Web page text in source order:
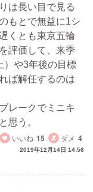
は長い目で見る
もとで無益に1シ
くとも東京五輪
評価して、来季
）や3年後の目標
ば解任するのは
レークでミニキ
思う。
いいね 15 ダメ 4
2019年12月14日 14:56